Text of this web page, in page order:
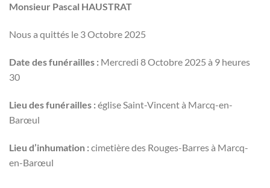
Monsieur Pascal HAUSTRAT
Nous a quittés le 3 Octobre 2025
Date des funérailles : Mercredi 8 Octobre 2025 à 9 heures
30
Lieu des funérailles :église Saint-Vincent à Marcq-en-
Barœul
Lieu d’inhumation :cimetière des Rouges-Barres à Marcq-
en-Barœul